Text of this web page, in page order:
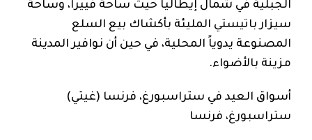
الجبلية في شمال إيطاليا حيث ساحة فييرا، وساحة
سيزار باتيستي المليئة بأكشاك بيع السلع
المصنوعة يدوياً المحلية، في حين أن نوافير المدينة
مزينة بالأضواء.
أسواق العيد في ستراسبورغ، فرنسا (غيتي)
ستراسبورغ، فرنسا